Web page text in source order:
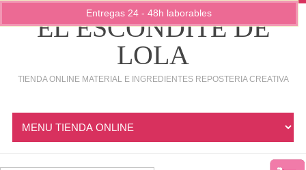
EL ESCONDITE DE
LOLA
TIENDA ONLINE MATERIAL E INGREDIENTES REPOSTERIA CREATIVA
Entregas 24 - 48h laborables